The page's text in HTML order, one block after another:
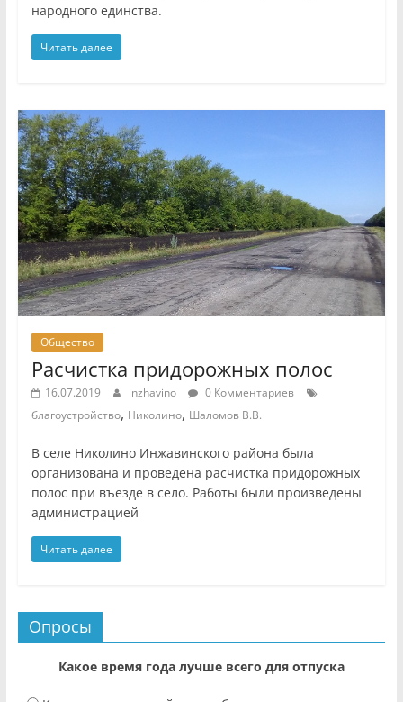
народного единства.
Читать далее
Общество
Расчистка придорожных полос
16.07.2019 inzhavino
0 Комментариев
благоустройство, Николино, Шаломов В.В.
В селе Николино Инжавинского района была
организована и проведена расчистка придорожных
полос при въезде в село. Работы были произведены
администрацией
Читать далее
Опросы
Какое время года лучше всего для отпуска